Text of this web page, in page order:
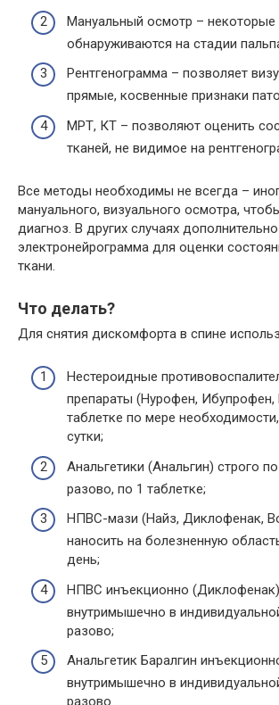
Мануальный осмотр – некоторые
обнаруживаются на стадии
Рентгенограмма – позволяет
прямые, косвенные признаки
МРТ, КТ – позволяют оценить
тканей, не видимое на
Все методы необходимы не всегда –
мануального, визуального осмотра,
диагноз. В других случаях
электронейрограмма для оценки
ткани.
Что делать?
Для снятия дискомфорта в спине
Нестероидные
препараты (Нурофен, Ибупрофен,
таблетке по мере
сутки;
Анальгетики (Анальгин) строго
разово, по 1 таблетке;
НПВС-мази (Найз, Диклофенак,
наносить на болезненную
день;
НПВС инъекционно (Диклофенак)
внутримышечно в
разово;
Анальгетик Баралгин
внутримышечно в
разово.